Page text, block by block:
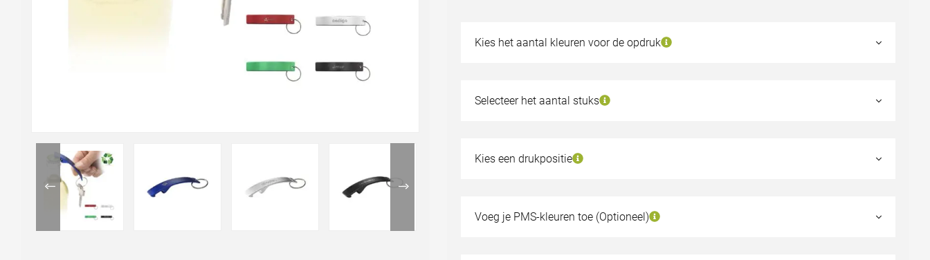
Kies het aantal kleuren voor de opdruk
1 kleur
Kies een drukpositie
Voeg je PMS-kleuren toe (Optioneel)
Selecteer het aantal stuks
40
€0,33
320
€0,31